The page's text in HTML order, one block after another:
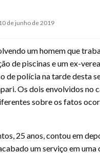
de junho de 2019
um homem que
de piscinas e um ex-
de polícia na tarde desta
Os dois envolvidos no
sobre os fatos
25 anos, contou em
um serviço em uma